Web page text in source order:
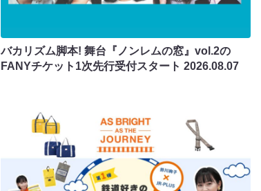
バカリズム脚本! 舞台『ノンレムの窓』vol.2の
FANYチケット1次先行受付スタート2026.08.07